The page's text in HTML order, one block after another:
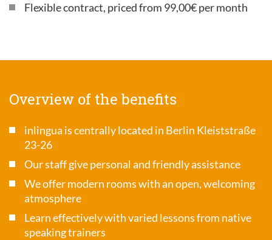
Flexible contract, priced from 99,00€ per month
Overview of the benefits
inlingua is centrally located in Berlin Kleiststraße
23-26
Our staff give personal and friendly assistance
We offer modern rooms with an open, welcoming
atmosphere
Learn effectively with varied lessons from native
speaking trainers